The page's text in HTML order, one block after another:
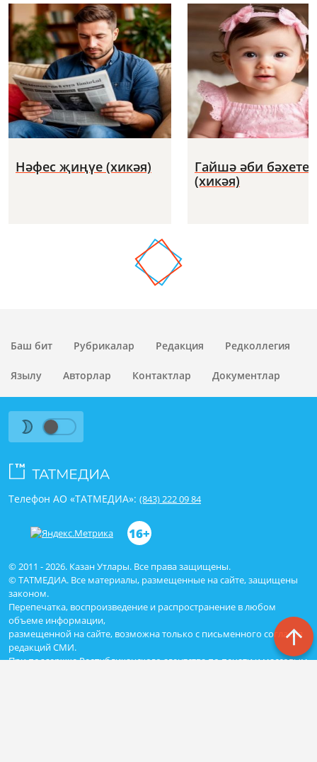
Нәфес җиңүе (хикәя)
Гайшә әби бәхете
(хикәя)
Баш бит Рубрикалар Редакция Редколлегия
Язылу Авторлар Контактлар Документлар
© 2011 - 2026. Казан Утлары. Все права защищены.
© ТАТМЕДИА. Все материалы, размещенные на сайте, защищены
законом.
Перепечатка, воспроизведение и распространение в любом
объеме информации,
размещенной на сайте, возможна только с письменного согласия
редакций СМИ.
При поддержке Республиканского агентства по печати и массовым
Телефон АО «ТАТМЕДИА»: (843) 222 09 84
16+